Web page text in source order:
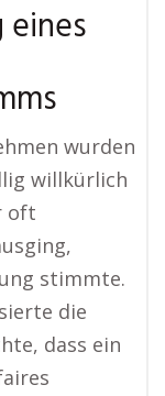
eines
wurden
willkürlich
oft
stimmte.
die
dass ein